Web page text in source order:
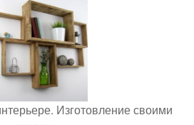
Изготовление своими